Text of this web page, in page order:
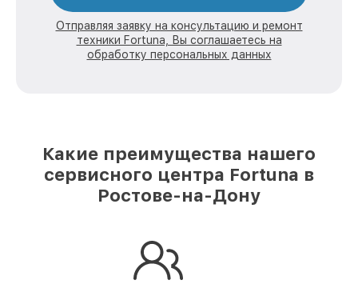
Отправляя заявку на консультацию и ремонт
техники Fortuna, Вы соглашаетесь на
обработку персональных данных
Какие преимущества нашего
сервисного центра Fortuna в
Ростове-на-Дону